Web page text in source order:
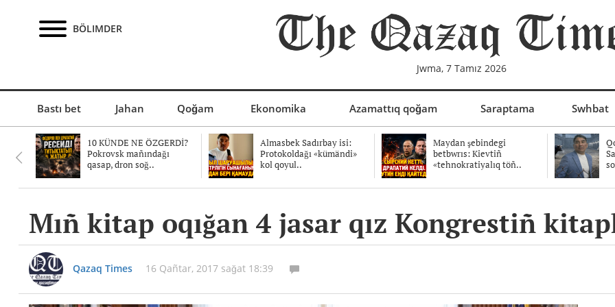
BÖLIMDER
Jwma, 7 Tamız 2026
Bastı bet Jahan Qoğam Ekonomika Azamattıq qoğam Saraptama Swhbat
10 KÜNDE NE ÖZGERDİ?
Pokrovsk mañındağı
qasap, dron soğ..
Almasbek Sadırbay isi:
Protokoldağı «kümändi»
kol qoyul..
Maydan şebindegi
betbwrıs: Kievtiñ
«tehnokratiyalıq töñ..
Mıñ kitap oqığan 4 jasar qız Kongrestiñ
Qazaq Times 16 Qañtar, 2017 sağat 18:39